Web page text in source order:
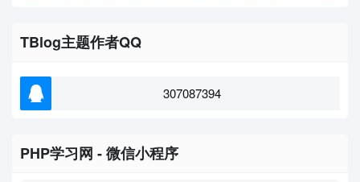
TBlog主题作者QQ
307087394
PHP学习网 - 微信小程序